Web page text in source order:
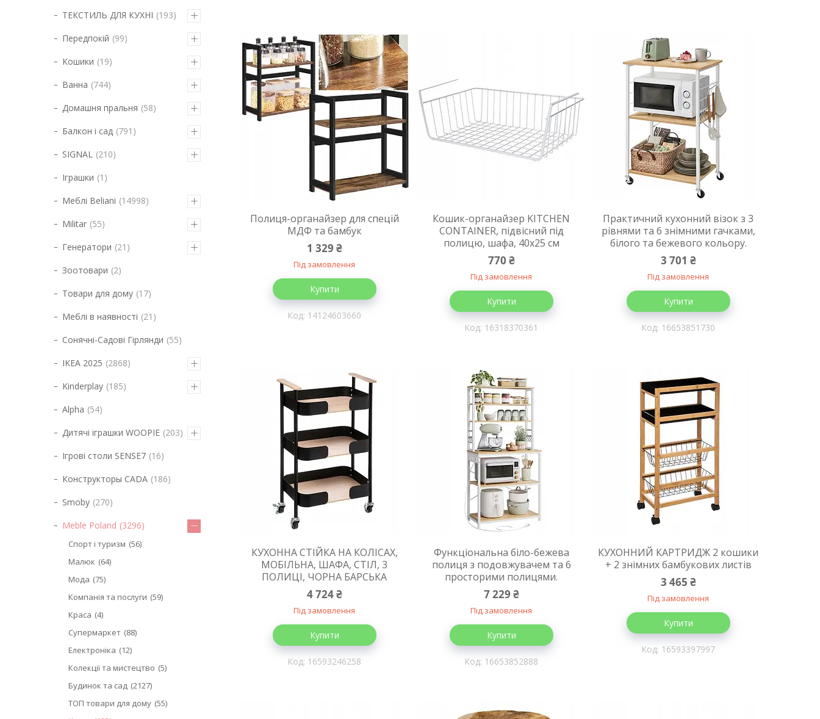
Полиця-органайзер для спецій
МДФ та бамбук
1 329 ₴
Під замовлення
Купити
14124603660
Кошик-органайзер KITCHEN
CONTAINER, підвісний під
полицю, шафа, 40х25 см
770 ₴
Під замовлення
Купити
16318370361
Практичний кухонний візок з 3
рівнями та 6 знімними гачками,
білого та бежевого кольору.
3 701 ₴
Під замовлення
Купити
16653851730
КУХОННА СТІЙКА НА КОЛІСАХ,
МОБІЛЬНА, ШАФА, СТІЛ, 3
ПОЛИЦІ, ЧОРНА БАРСЬКА
4 724 ₴
Під замовлення
Купити
16593246258
Функціональна біло-бежева
полиця з подовжувачем та 6
просторими полицями.
7 229 ₴
Під замовлення
Купити
16653852888
КУХОННИЙ КАРТРИДЖ 2 кошики
+ 2 знімних бамбукових листів
3 465 ₴
Під замовлення
Купити
16593397997
ТЕКСТИЛЬ ДЛЯ КУХНІ 193
Передпокій 99
Кошики 19
Ванна 744
Домашня пральня 58
Балкон і сад 791
SIGNAL 210
Іграшки 1
Меблі Beliani 14998
Militar 55
Генератори 21
Зоотовари 2
Товари для дому 17
Меблі в наявності 21
Сонячні-Садові Гірлянди 55
IKEA 2025 2868
Kinderplay 185
Alpha 54
Дитячі іграшки WOOPIE 203
Ігрові столи SENSE7 16
Конструкторы CADA 186
Smoby 270
Meble Poland 3296
Спорт і туризм 56
Малюк
64
Мода 75
Компанія та послуги 59
Краса 4
Супермаркет 88
Електроніка
12
Колекції та мистецтво 5
Будинок та сад 2127
ТОП товари для дому 55